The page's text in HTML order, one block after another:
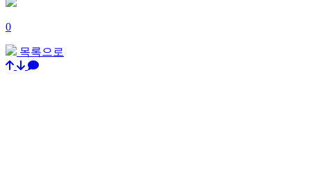
0
목록으로